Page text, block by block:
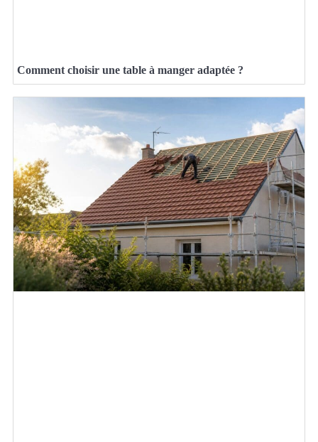
Comment choisir une table à manger adaptée ?